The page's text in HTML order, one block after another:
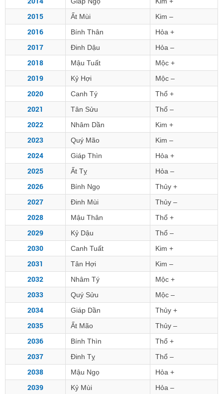
2015 Ất Mùi Kim –
2016 Bính Thân Hỏa +
2017 Đinh Dậu Hỏa –
2018 Mậu Tuất Mộc +
2019 Kỷ Hợi Mộc –
2020 Canh Tý Thổ +
2021 Tân Sửu Thổ –
2022 Nhâm Dần Kim +
2023 Quý Mão Kim –
2024 Giáp Thìn Hỏa +
2025 Ất Tỵ Hỏa –
2026 Bính Ngọ Thủy +
2027 Đinh Mùi Thủy –
2028 Mậu Thân Thổ +
2029 Kỷ Dậu Thổ –
2030 Canh Tuất Kim +
2031 Tân Hợi Kim –
2032 Nhâm Tý Mộc +
2033 Quý Sửu Mộc –
2034 Giáp Dần Thủy +
2035 Ất Mão Thủy –
2036 Bính Thìn Thổ +
2037 Đinh Tỵ Thổ –
2038 Mậu Ngọ Hỏa +
2039 Kỷ Mùi Hỏa –